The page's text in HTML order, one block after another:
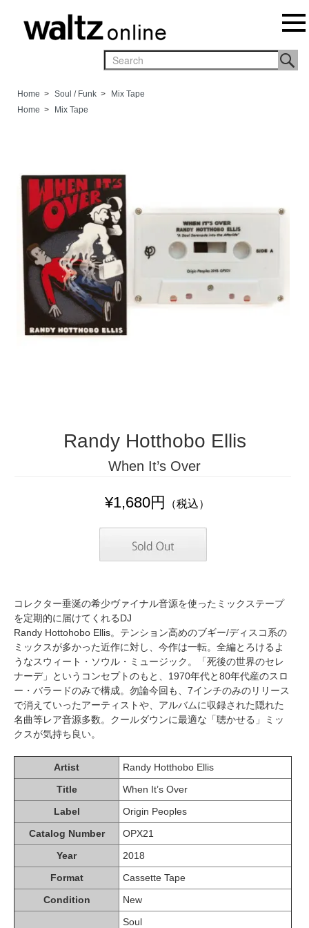
Home > Soul / Funk >
Mix Tape
Home > Mix Tape
Randy Hotthobo Ellis
When It’s Over
¥1,680円 （税込）
コレクター垂涎の希少ヴァイナル音源を使ったミックステープ
を定期的に届けてくれるDJ
Randy Hottohobo Ellis。テンション高めのブギー/ディスコ系の
ミックスが多かった近作に対し、今作は一転。全編とろけるよ
うなスウィート・ソウル・ミュージック。「死後の世界のセレ
ナーデ」というコンセプトのもと、1970年代と80年代産のスロ
ー・バラードのみで構成。勿論今回も、7インチのみのリリース
で消えていったアーティストや、アルバムに収録された隠れた
名曲等レア音源多数。クールダウンに最適な「聴かせる」ミッ
クスが気持ち良い。
Artist
Randy Hotthobo Ellis
Title
When It’s Over
Label
Origin Peoples
Catalog Number
OPX21
Year
2018
Format
Cassette Tape
Condition
New
Soul